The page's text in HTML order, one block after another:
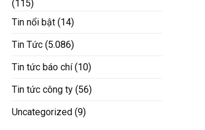
(115)
Tin nổi bật (14)
Tin Tức (5.086)
Tin tức báo chí(10)
Tin tức công ty (56)
Uncategorized (9)